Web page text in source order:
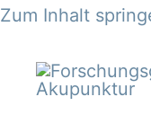
Zum Inhalt
Zum